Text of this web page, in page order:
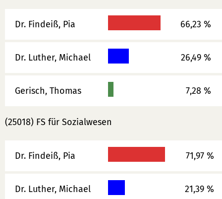
Dr. Findeiß, Pia 66,23 %
Dr. Luther, Michael 26,49 %
Gerisch, Thomas 7,28 %
(25018) FS für Sozialwesen
Dr. Findeiß, Pia 71,97 %
Dr. Luther, Michael 21,39 %